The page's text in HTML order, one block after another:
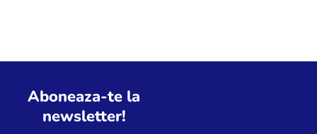
Aboneaza-te la
newsletter!